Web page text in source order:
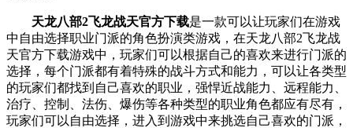
天龙八部2飞龙战天官方下载是一款可以让玩家们在游戏
中自由选择职业门派的角色扮演类游戏，在天龙八部2飞龙战
天官方下载游戏中，玩家们可以根据自己的喜欢来进行门派的
选择，每个门派都有着特殊的战斗方式和能力，可以让各类型
的玩家们都找到自己喜欢的职业，强悍近战能力、远程能力、
治疗、控制、法伤、爆伤等各种类型的职业角色都应有尽有，
玩家们可以自由选择，进入到游戏中来挑选自己喜欢的门派，